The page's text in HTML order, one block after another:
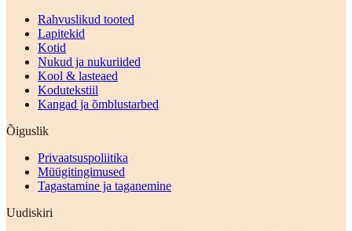
Rahvuslikud tooted
Lapitekid
Kotid
Nukud ja nukuriided
Kool & lasteaed
Kodutekstiil
Kangad ja õmblustarbed
Õiguslik
Privaatsuspoliitika
Müügitingimused
Tagastamine ja taganemine
Uudiskiri